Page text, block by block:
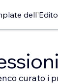
curato